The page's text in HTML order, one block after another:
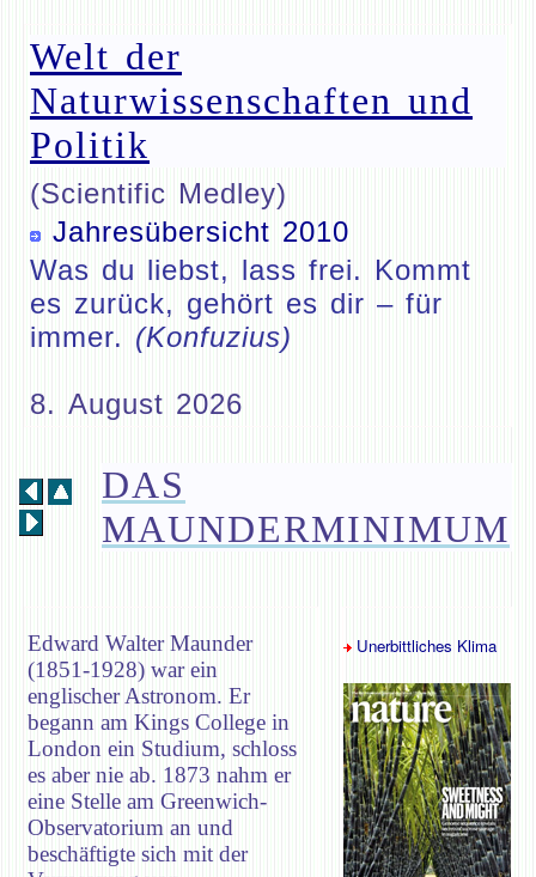
Welt der
Naturwissenschaften und
Politik
(Scientific Medley)
Jahresübersicht 2010
Was du liebst, lass frei. Kommt
es zurück, gehört es dir – für
immer. (Konfuzius)
8. August 2026
DAS
MAUNDERMINIMUM
Edward Walter Maunder
(1851-1928) war ein
englischer Astronom. Er
begann am Kings College in
London ein Studium, schloss
es aber nie ab. 1873 nahm er
eine Stelle am Greenwich-
Observatorium an und
beschäftigte sich mit der
Unerbittliches Klima